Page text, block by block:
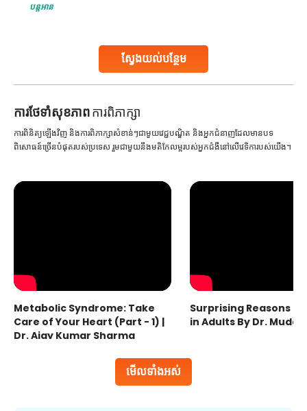
ស្វែងយល់បន្ថែម
challenges and help couples achieve their dream of
collected, they process the
បន្តអាន
ការ​ថែទាំ​សុខភាពការពិភាក្សា
មើលទាំងអស់
ការពិនិត្យឡើងវិញ និងការពិភាក្សាសំខាន់ៗជាមួយវេជ្ជបណ្ឌិត និងអ្នកជំនាញដែលមានបទ
ពិសោធន៍ច្រើនបំផុតរបស់ប្រទេស រួមជាមួយនឹងមតិកែលម្អរបស់អ្នកជំងឺនៅលើវេទិការបស់យើង។
Metabolic Syndrome: Take
Care of Your Heart (Part - 1) |
Dr. Ajay Kumar Sharma
Surprising Reasons
in Adults By Dr.